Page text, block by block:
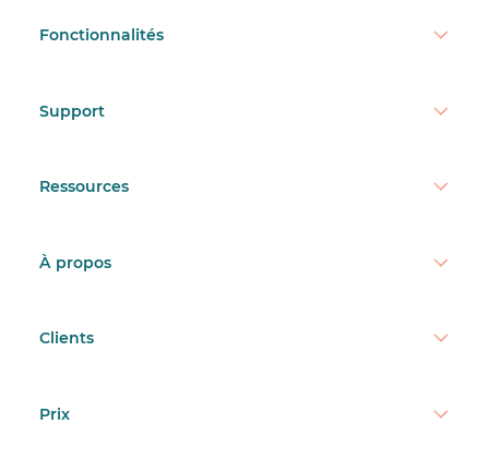
Fonctionnalités
Support
Ressources
À propos
Clients
Prix